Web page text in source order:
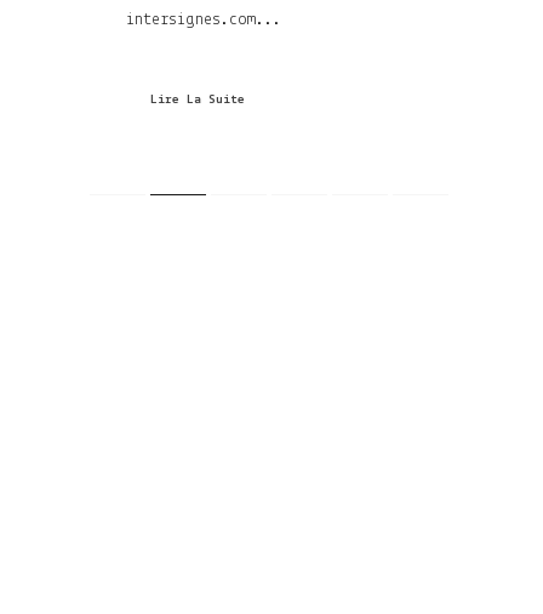
intersignes.com...
Lire La Suite